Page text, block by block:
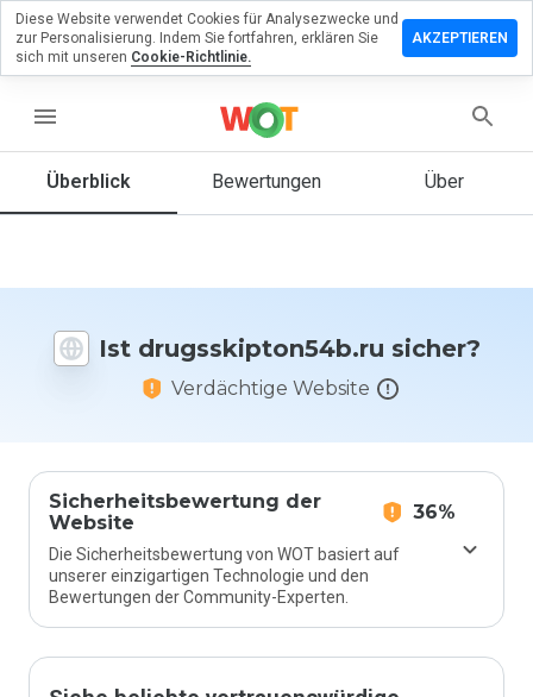
menu
Überblick Bewertungen Über
Ist drugsskipton54b.ru sicher?
Verdächtige Website
Sicherheitsbewertung der
Website
36%
Die Sicherheitsbewertung von WOT basiert auf
unserer einzigartigen Technologie und den
Bewertungen der Community-Experten.
Sie
zu
Wie
Website
Skala von
1 bis 5
bewerten?
Diese Website verwendet Cookies für Analysezwecke und
zur Personalisierung. Indem Sie fortfahren, erklären Sie
sich mit unseren Cookie-Richtlinie.
AKZEPTIEREN